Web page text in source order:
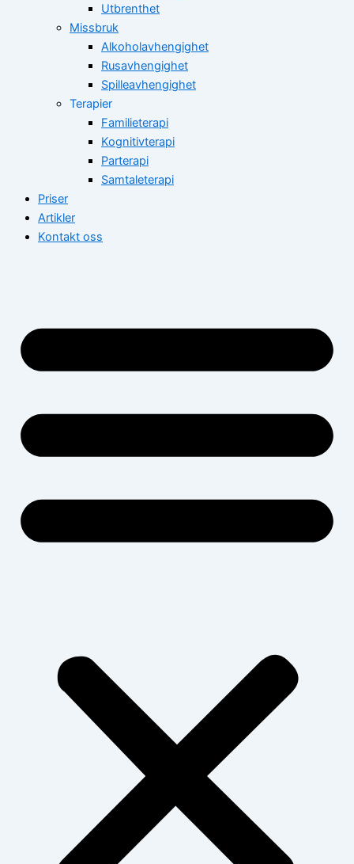
Utbrenthet
Missbruk
Alkoholavhengighet
Rusavhengighet
Spilleavhengighet
Terapier
Familieterapi
Kognitivterapi
Parterapi
Samtaleterapi
Priser
Artikler
Kontakt oss